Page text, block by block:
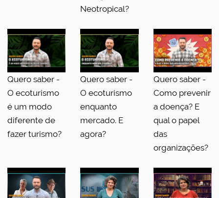
Neotropical?
Quero saber -
O ecoturismo
é um modo
diferente de
fazer turismo?
Quero saber -
O ecoturismo
enquanto
mercado. E
agora?
Quero saber -
Como prevenir
a doença? E
qual o papel
das
organizações?